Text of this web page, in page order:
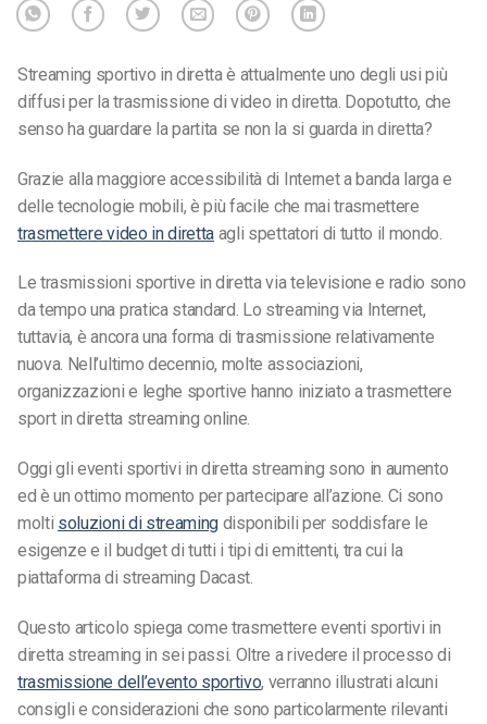
Streaming sportivo in direttaè attualmente uno degli usi più
diffusi per la trasmissione di video in diretta. Dopotutto, che
senso ha guardare la partita se non la si guarda in diretta?
Grazie alla maggiore accessibilità di Internet a banda larga e
delle tecnologie mobili, è più facile che mai trasmettere
trasmettere video in diretta agli spettatori di tutto il mondo.
Le trasmissioni sportive in diretta via televisione e radio sono
da tempo una pratica standard. Lo streaming via Internet,
tuttavia, è ancora una forma di trasmissione relativamente
nuova. Nell’ultimo decennio, molte associazioni,
organizzazioni e leghe sportive hanno iniziato a trasmettere
sport in diretta streaming online.
Oggi gli eventi sportivi in diretta streaming sono in aumento
ed è un ottimo momento per partecipare all’azione. Ci sono
molti soluzioni di streaming disponibili per soddisfare le
esigenze e il budget di tutti i tipi di emittenti, tra cui la
piattaforma di streaming Dacast.
Questo articolo spiega come trasmettere eventi sportivi in
diretta streaming in sei passi. Oltre a rivedere il processo di
trasmissione dell’evento sportivo, verranno illustrati alcuni
consigli e considerazioni che sono particolarmente rilevanti